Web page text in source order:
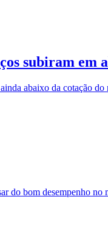
subiram em
abaixo da cotação do
do bom desempenho no